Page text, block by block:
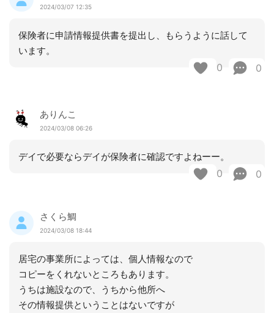
2024/03/07 12:35
保険者に申請情報提供書を提出し、もらうように話して
います。
0 0
ありんこ
2024/03/08 06:26
デイで必要ならデイが保険者に確認ですよねーー。
0 0
さくら鯛
2024/03/08 18:44
居宅の事業所によっては、個人情報なので
コピーをくれないところもあります。
うちは施設なので、うちから他所へ
その情報提供ということはないですが